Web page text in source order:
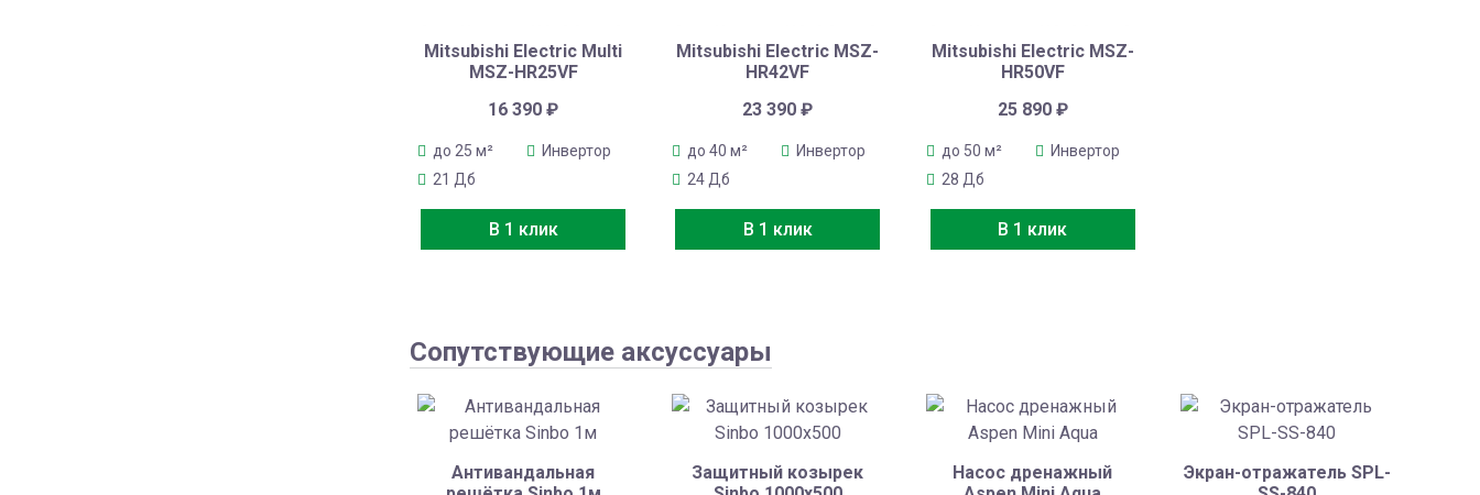
Mitsubishi Electric Multi
MSZ-HR25VF
16 390₽
до 25 м²
Инвертор
21 Дб
В 1 клик
Mitsubishi Electric MSZ-
HR42VF
23 390₽
до 40 м²
Инвертор
24 Дб
В 1 клик
Mitsubishi Electric MSZ-
HR50VF
25 890 ₽
до 50 м²
Инвертор
28 Дб
В 1 клик
Сопутствующие аксуссуары
Антивандальная
Защитный козырек
Насос дренажный
Экран-отражатель SPL-